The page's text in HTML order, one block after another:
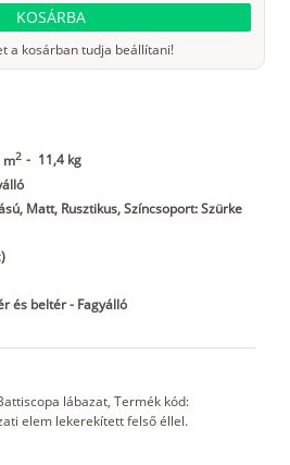
KOSÁRBA
a kosárban tudja beállítani!
m2 - 11,4 kg
Matt, Rusztikus, Színcsoport: Szürke
és beltér - Fagyálló
lábazat, Termék kód:
elem lekerekített felső éllel.